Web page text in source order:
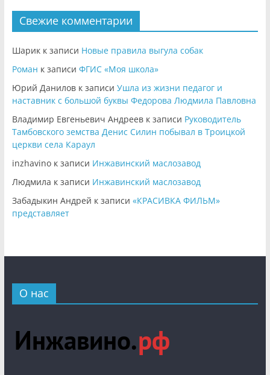
Свежие комментарии
Шарикк записи Новые правила выгула собак
Роман к записи ФГИС «Моя школа»
Юрий Даниловк записи Ушла из жизни педагог и
наставник с большой буквы Федорова Людмила Павловна
Владимир Евгеньевич Андреевк записи Руководитель
Тамбовского земства Денис Силин побывал в Троицкой
церкви села Караул
inzhavinoк записи Инжавинский маслозавод
Людмила к записи Инжавинский маслозавод
Забадыкин Андрей к записи «КРАСИВКА ФИЛЬМ»
представляет
О нас